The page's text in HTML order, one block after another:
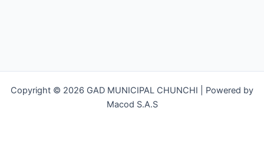
Copyright © 2026 GAD MUNICIPAL CHUNCHI | Powered by
Macod S.A.S